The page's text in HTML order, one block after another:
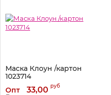
Маска Клоун /картон
1023714
Артикул: 1023714
Опт 33,00 руб